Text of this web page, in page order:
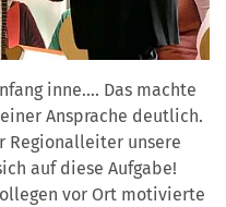
inne.... Das machte
Ansprache deutlich.
Regionalleiter unsere
auf diese Aufgabe!
vor Ort motivierte